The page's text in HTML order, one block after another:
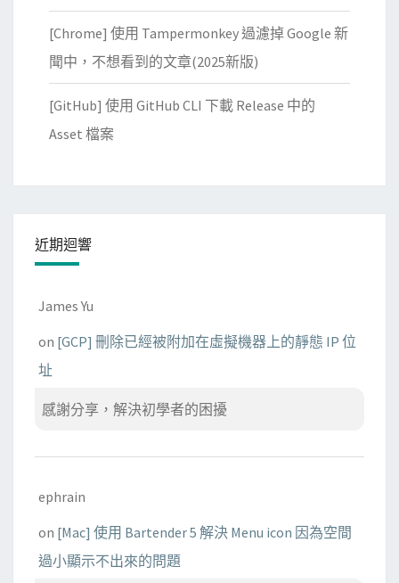
[Chrome] 使用 Tampermonkey 過濾掉 Google 新
聞中，不想看到的文章(2025新版)
[GitHub] 使用 GitHub CLI 下載 Release 中的
Asset 檔案
近期迴響
James Yu
on [GCP] 刪除已經被附加在虛擬機器上的靜態 IP 位
址
感謝分享，解決初學者的困擾
ephrain
on [Mac] 使用 Bartender 5 解決 Menu icon 因為空間
過小顯示不出來的問題